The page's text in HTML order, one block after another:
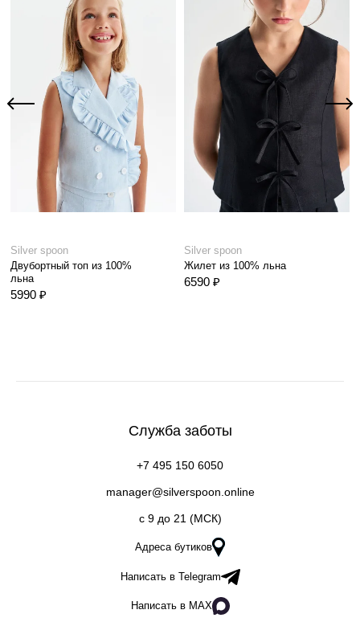
Silver spoon
Двубортный топ из 100%
льна
5990 ₽
Silver spoon
Жилет из 100% льна
6590 ₽
Служба заботы
+7 495 150 6050
manager@silverspoon.online
c 9 до 21 (МСК)
Адреса бутиков
Написать в Telegram
Написать в MAX